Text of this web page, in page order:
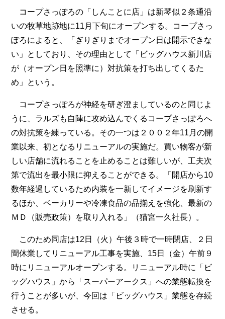
コープさっぽろの「しんことに店」は新琴似２条通沿
いの牧草地跡地に11月下旬にオープンする。コープさっ
ぽろによると、「ぎりぎりまでオープン日は開示できな
い」としており、その理由として「ビッグハウス新川店
が（オープン日を照準に）対抗策を打ち出してくるた
め」という。
コープさっぽろが神経を研ぎ澄ましているのと同じよ
うに、ラルズも自陣に攻め込んでくるコープさっぽろへ
の対抗策を練っている。その一つは２００２年11月の開
業以来、初となるリニューアルの実施だ。買い物客が新
しい店舗に流れることを止めることは難しいが、工夫次
第で流出を最小限に抑えることができる。「開店から10
数年経過しているため内装を一新してイメージを刷新す
るほか、ベーカリーや冷凍食品の品揃えを強化、最新の
ＭＤ（販売政策）を取り入れる」（猫宮一久社長）。
このため同店は12日（火）午後３時で一時閉店、２日
間休業してリニューアル工事を実施、15日（金）午前９
時にリニューアルオープンする。リニューアル時に「ビ
ッグハウス」から「スーパーアークス」への業態転換を
行うことが多いが、今回は「ビッグハウス」業態を存続
させる。